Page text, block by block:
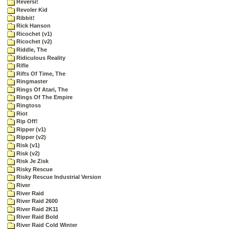
Reversi!
Revoler Kid
Ribbit!
Rick Hanson
Ricochet (v1)
Ricochet (v2)
Riddle, The
Ridiculous Reality
Rifle
Rifts Of Time, The
Ringmaster
Rings Of Atari, The
Rings Of The Empire
Ringtoss
Riot
Rip Off!
Ripper (v1)
Ripper (v2)
Risk (v1)
Risk (v2)
Risk Je Zisk
Risky Rescue
Risky Rescue Industrial Version
River
River Raid
River Raid 2600
River Raid 2K11
River Raid Bold
River Raid Cold Winter